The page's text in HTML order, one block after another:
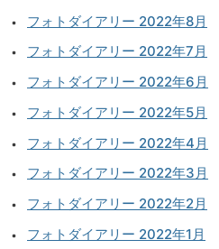
フォトダイアリー 2022年8月
フォトダイアリー 2022年7月
フォトダイアリー 2022年6月
フォトダイアリー 2022年5月
フォトダイアリー 2022年4月
フォトダイアリー 2022年3月
フォトダイアリー 2022年2月
フォトダイアリー 2022年1月